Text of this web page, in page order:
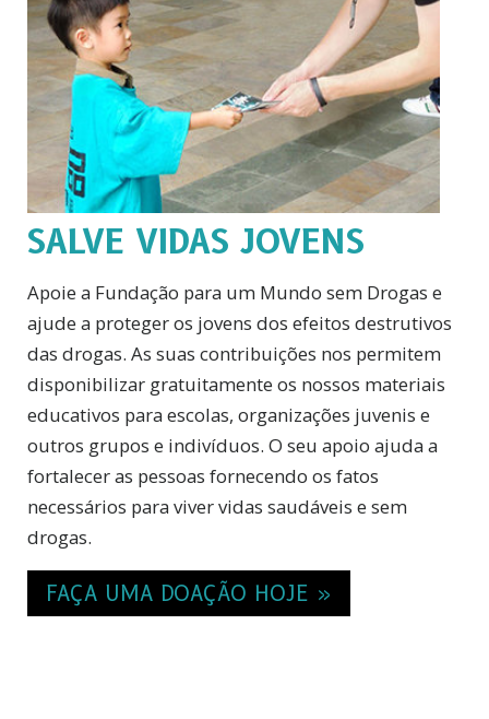
SALVE VIDAS JOVENS
Apoie a Fundação para um Mundo sem Drogas e
ajude a proteger os jovens dos efeitos destrutivos
das drogas. As suas contribuições nos permitem
disponibilizar gratuitamente os nossos materiais
educativos para escolas, organizações juvenis e
outros grupos e indivíduos. O seu apoio ajuda a
fortalecer as pessoas fornecendo os fatos
necessários para viver vidas saudáveis e sem
drogas.
FAÇA UMA DOAÇÃO HOJE »